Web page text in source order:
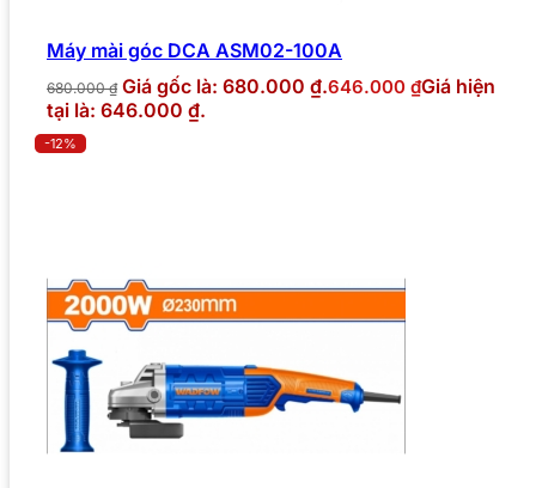
Máy mài góc DCA ASM02-100A
680.000₫ Giá gốc là: 680.000 ₫.646.000 ₫Giá hiện
tại là: 646.000 ₫.
-12%